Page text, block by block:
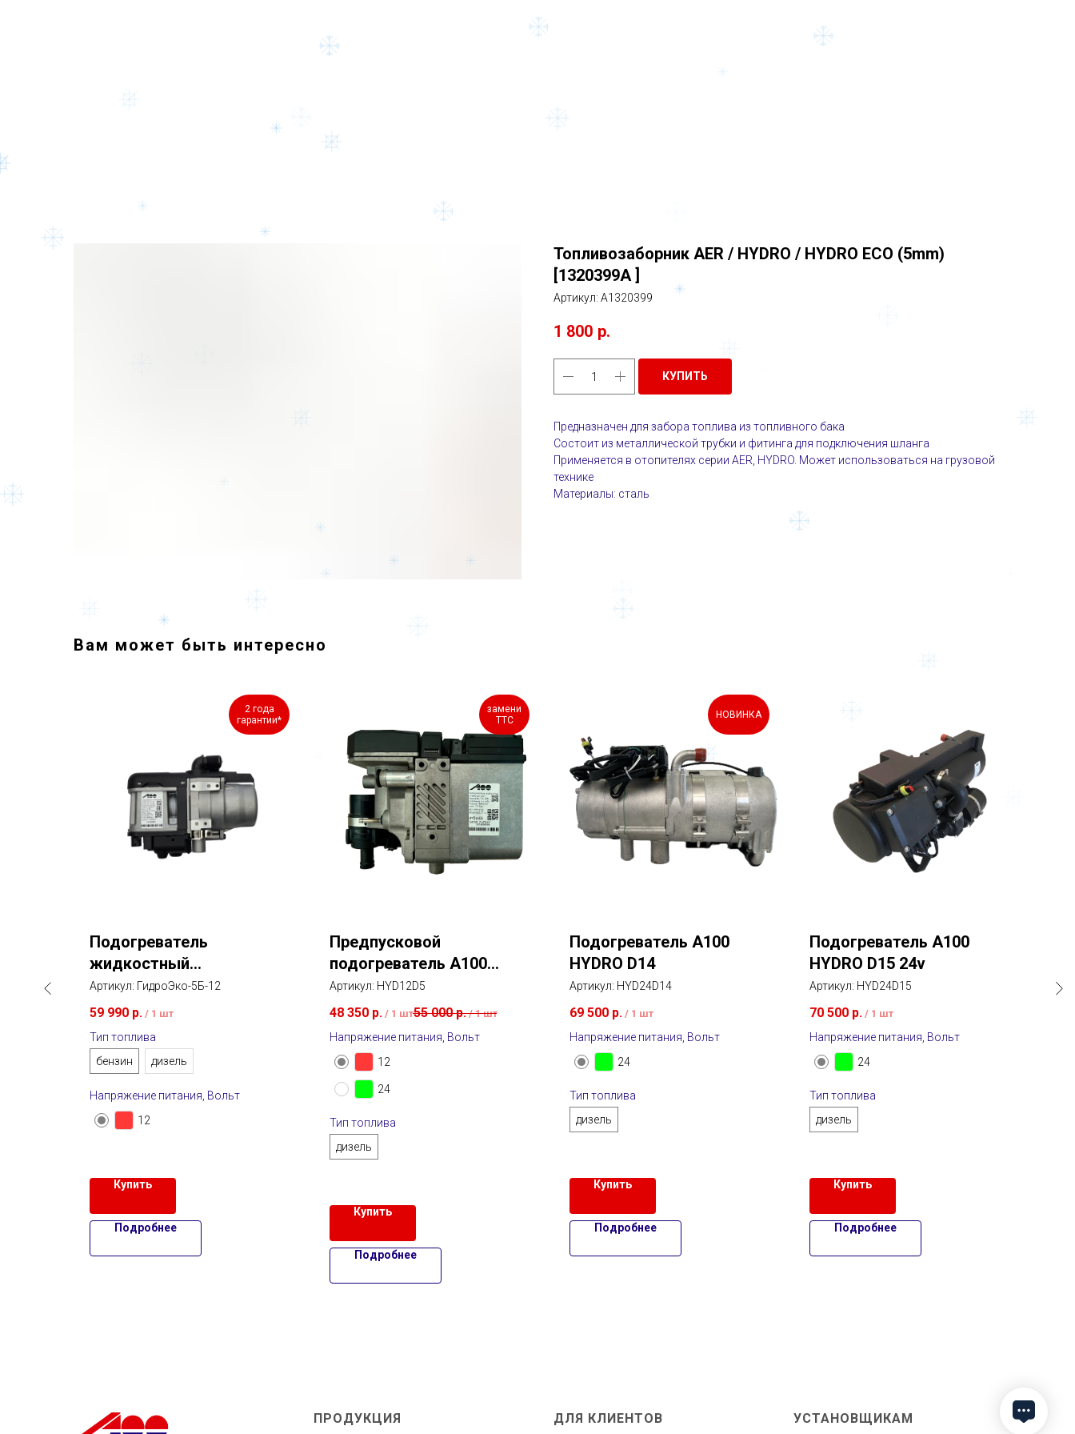
Топливозаборник AER / HYDRO / HYDRO ECO (5mm)
[1320399A ]
Артикул: A1320399
1 800 р.
КУПИТЬ
Предназначен для забора топлива из топливного бака
Состоит из металлической трубки и фитинга для подключения шланга
Применяется в отопителях серии AER, HYDRO. Может использоваться на грузовой
технике
Материалы: сталь
Вам может быть интересно
2 года
гарантии*
Подогреватель
жидкостный
предпусковой Гидро Эко
Артикул: ГидроЭко-5Б-12
59 990 р. / 1 шт
Тип топлива
бензин
дизель
Напряжение питания, Вольт
12
Купить
Подробнее
замени
ТТС
Предпусковой
подогреватель A100
HYDRO D5
Артикул: HYD12D5
48 350 р. / 1 шт55 000 р. / 1 шт
Напряжение питания, Вольт
12
24
Тип топлива
дизель
Купить
Подробнее
НОВИНКА
Подогреватель A100
HYDRO D14
Артикул: HYD24D14
69 500 р. / 1 шт
Напряжение питания, Вольт
24
Тип топлива
дизель
Купить
Подробнее
Подогреватель A100
HYDRO D15 24v
Артикул: HYD24D15
70 500 р. / 1 шт
Напряжение питания, Вольт
24
Тип топлива
дизель
Купить
Подробнее
ПРОДУКЦИЯ ДЛЯ КЛИЕНТОВ УСТАНОВЩИКАМ